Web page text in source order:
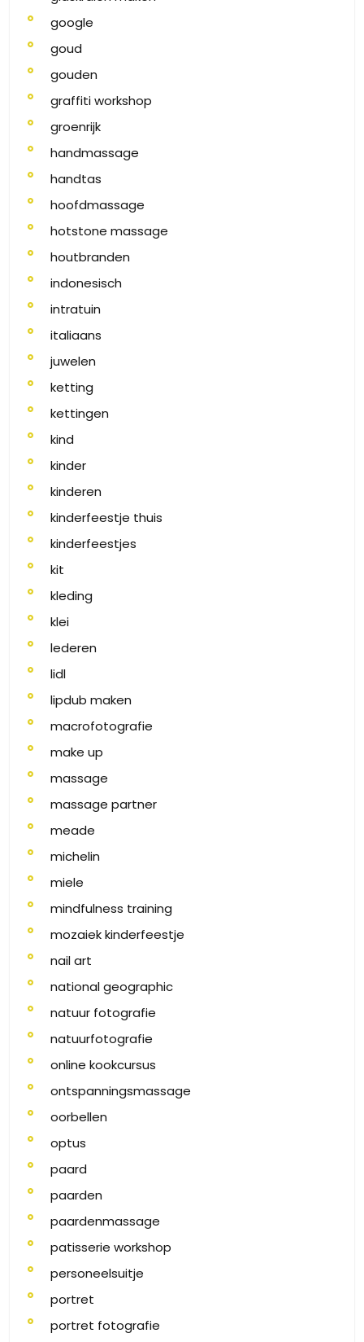
google
goud
gouden
graffiti workshop
groenrijk
handmassage
handtas
hoofdmassage
hotstone massage
houtbranden
indonesisch
intratuin
italiaans
juwelen
ketting
kettingen
kind
kinder
kinderen
kinderfeestje thuis
kinderfeestjes
kit
kleding
klei
lederen
lidl
lipdub maken
macrofotografie
make up
massage
massage partner
meade
michelin
miele
mindfulness training
mozaiek kinderfeestje
nail art
national geographic
natuur fotografie
natuurfotografie
online kookcursus
ontspanningsmassage
oorbellen
optus
paard
paarden
paardenmassage
patisserie workshop
personeelsuitje
portret
portret fotografie